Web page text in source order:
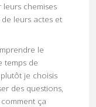
chemises
leurs actes et
le
temps de
je choisis
des questions,
ça